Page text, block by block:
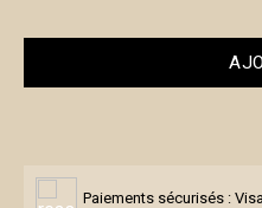
Paiements sécurisés :